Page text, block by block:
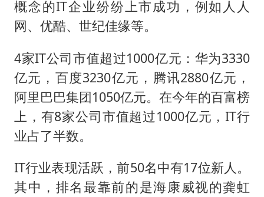
概念的IT企业纷纷上市成功，例如人人
网、优酷、世纪佳缘等。
4家IT公司市值超过1000亿元：华为3330
亿元，百度3230亿元，腾讯2880亿元，
阿里巴巴集团1050亿元。在今年的百富榜
上，有8家公司市值超过1000亿元，IT行
业占了半数。
IT行业表现活跃，前50名中有17位新人。
其中，排名最靠前的是海康威视的龚虹